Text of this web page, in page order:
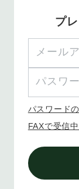
プ
パスワード
FAXで受信